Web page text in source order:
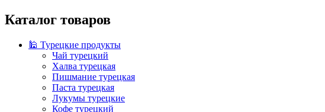
Каталог товаров
🕌 Турецкие продукты
Чай турецкий
Халва турецкая
Пишмание турецкая
Паста турецкая
Лукумы турецкие
Кофе турецкий